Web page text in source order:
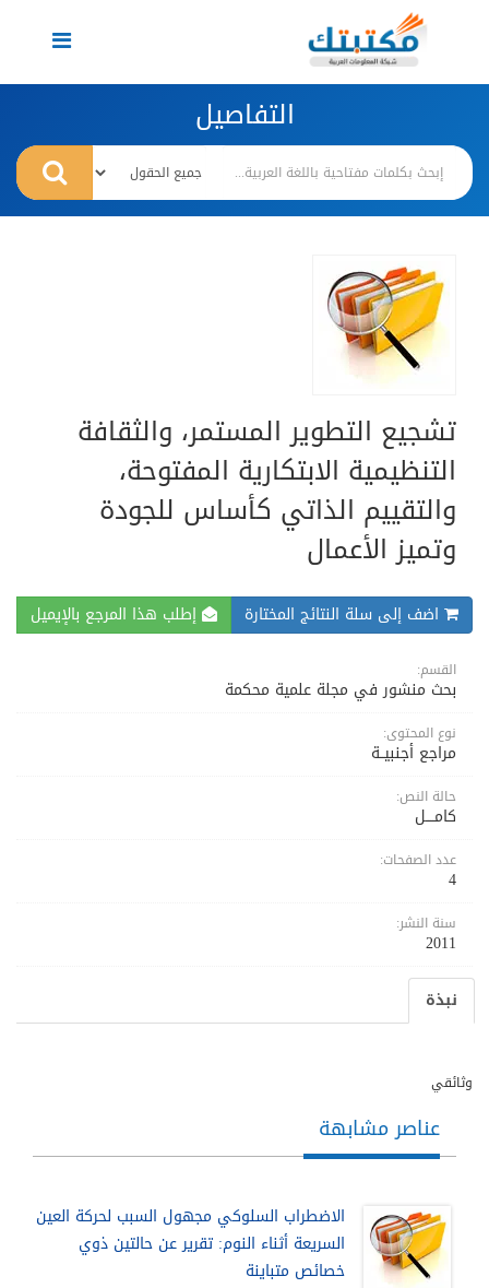
Toggle
navigation
التفاصيل
تشجيع التطوير المستمر، والثقافة
التنظيمية الابتكارية المفتوحة،
والتقييم الذاتي كأساس للجودة
وتميز الأعمال
اضف إلى سلة النتائج المختارة إطلب هذا المرجع بالإيميل
القسم:
بحث منشور في مجلة علمية محكمة
نوع المحتوى:
مراجع أجنبيــة
حالة النص:
كامــــل
عدد الصفحات:
4
سنة النشر:
2011
نبذة
وثائقي
عناصر مشابهة
الاضطراب السلوكي مجهول السبب لحركة العين
السريعة أثناء النوم: تقرير عن حالتين ذوي
خصائص متباينة